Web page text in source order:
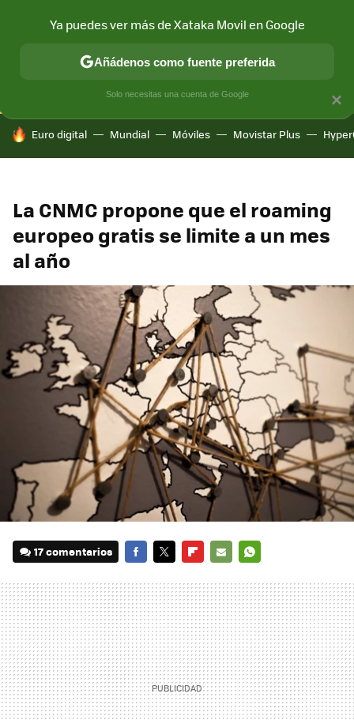
CONECTIVIDAD MÓVIL Y SOCIEDAD APLICACIONES
HOY SE HABLA DE
Euro digital Mundial Móviles Movistar Plus
La CNMC propone que el roaming
europeo gratis se limite a un mes
al año
17 comentarios
MAIL
×
Ya puedes ver más de Xataka Movil en Google
Añádenos como fuente preferida
Solo necesitas una cuenta de Google